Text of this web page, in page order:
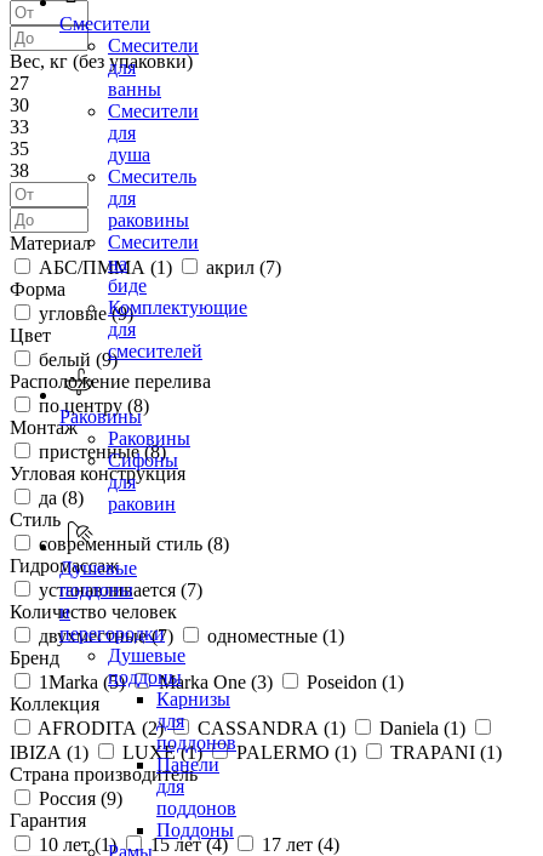
Смесители
Смесители
для
ванны
Смесители
для
душа
Смеситель
для
раковины
Смесители
на
биде
Комплектующие
для
смесителей
Раковины
Раковины
Сифоны
для
раковин
Душевые
поддоны
и
перегородки
Душевые
поддоны
Карнизы
для
поддонов
Панели
для
поддонов
Поддоны
Вес, кг (без упаковки)
27
30
33
35
38
Материал
АБС/ПММА (1) акрил (7)
Форма
угловые (9)
Цвет
белый (9)
Расположение перелива
по центру (8)
Монтаж
пристенные (8)
Угловая конструкция
да (8)
Стиль
современный стиль (8)
Гидромассаж
устанавливается (7)
Количество человек
двухместные (7) одноместные (1)
Бренд
1Marka (5) Marka One (3) Poseidon (1)
Коллекция
AFRODITA (2) CASSANDRA (1) Daniela (1)
IBIZA (1) LUXE (1) PALERMO (1) TRAPANI (1)
Страна производитель
Россия (9)
Гарантия
10 лет (1) 15 лет (4) 17 лет (4)